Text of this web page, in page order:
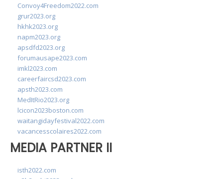
Convoy4Freedom2022.com
grur2023.org
hkhk2023.org
napm2023.org
apsdfd2023.org
forumausape2023.com
imkl2023.com
careerfaircsd2023.com
apsth2023.com
MedItRio2023.org
lcicon2023boston.com
waitangidayfestival2022.com
vacancesscolaires2022.com
MEDIA PARTNER II
isth2022.com